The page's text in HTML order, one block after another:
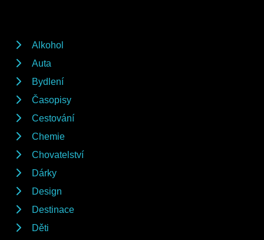
Alkohol
Auta
Bydlení
Časopisy
Cestování
Chemie
Chovatelství
Dárky
Design
Destinace
Děti